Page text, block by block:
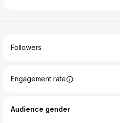
Followers
Engagement rate
Audience gender